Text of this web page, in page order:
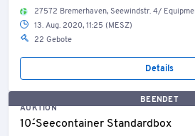
27572 Bremerhaven, Seewindstr. 4/ Equipmentmanagement
13. Aug. 2020, 11:25 (MESZ)
22 Gebote
Details
BEENDET
AUKTION
10´-Seecontainer Standardbox